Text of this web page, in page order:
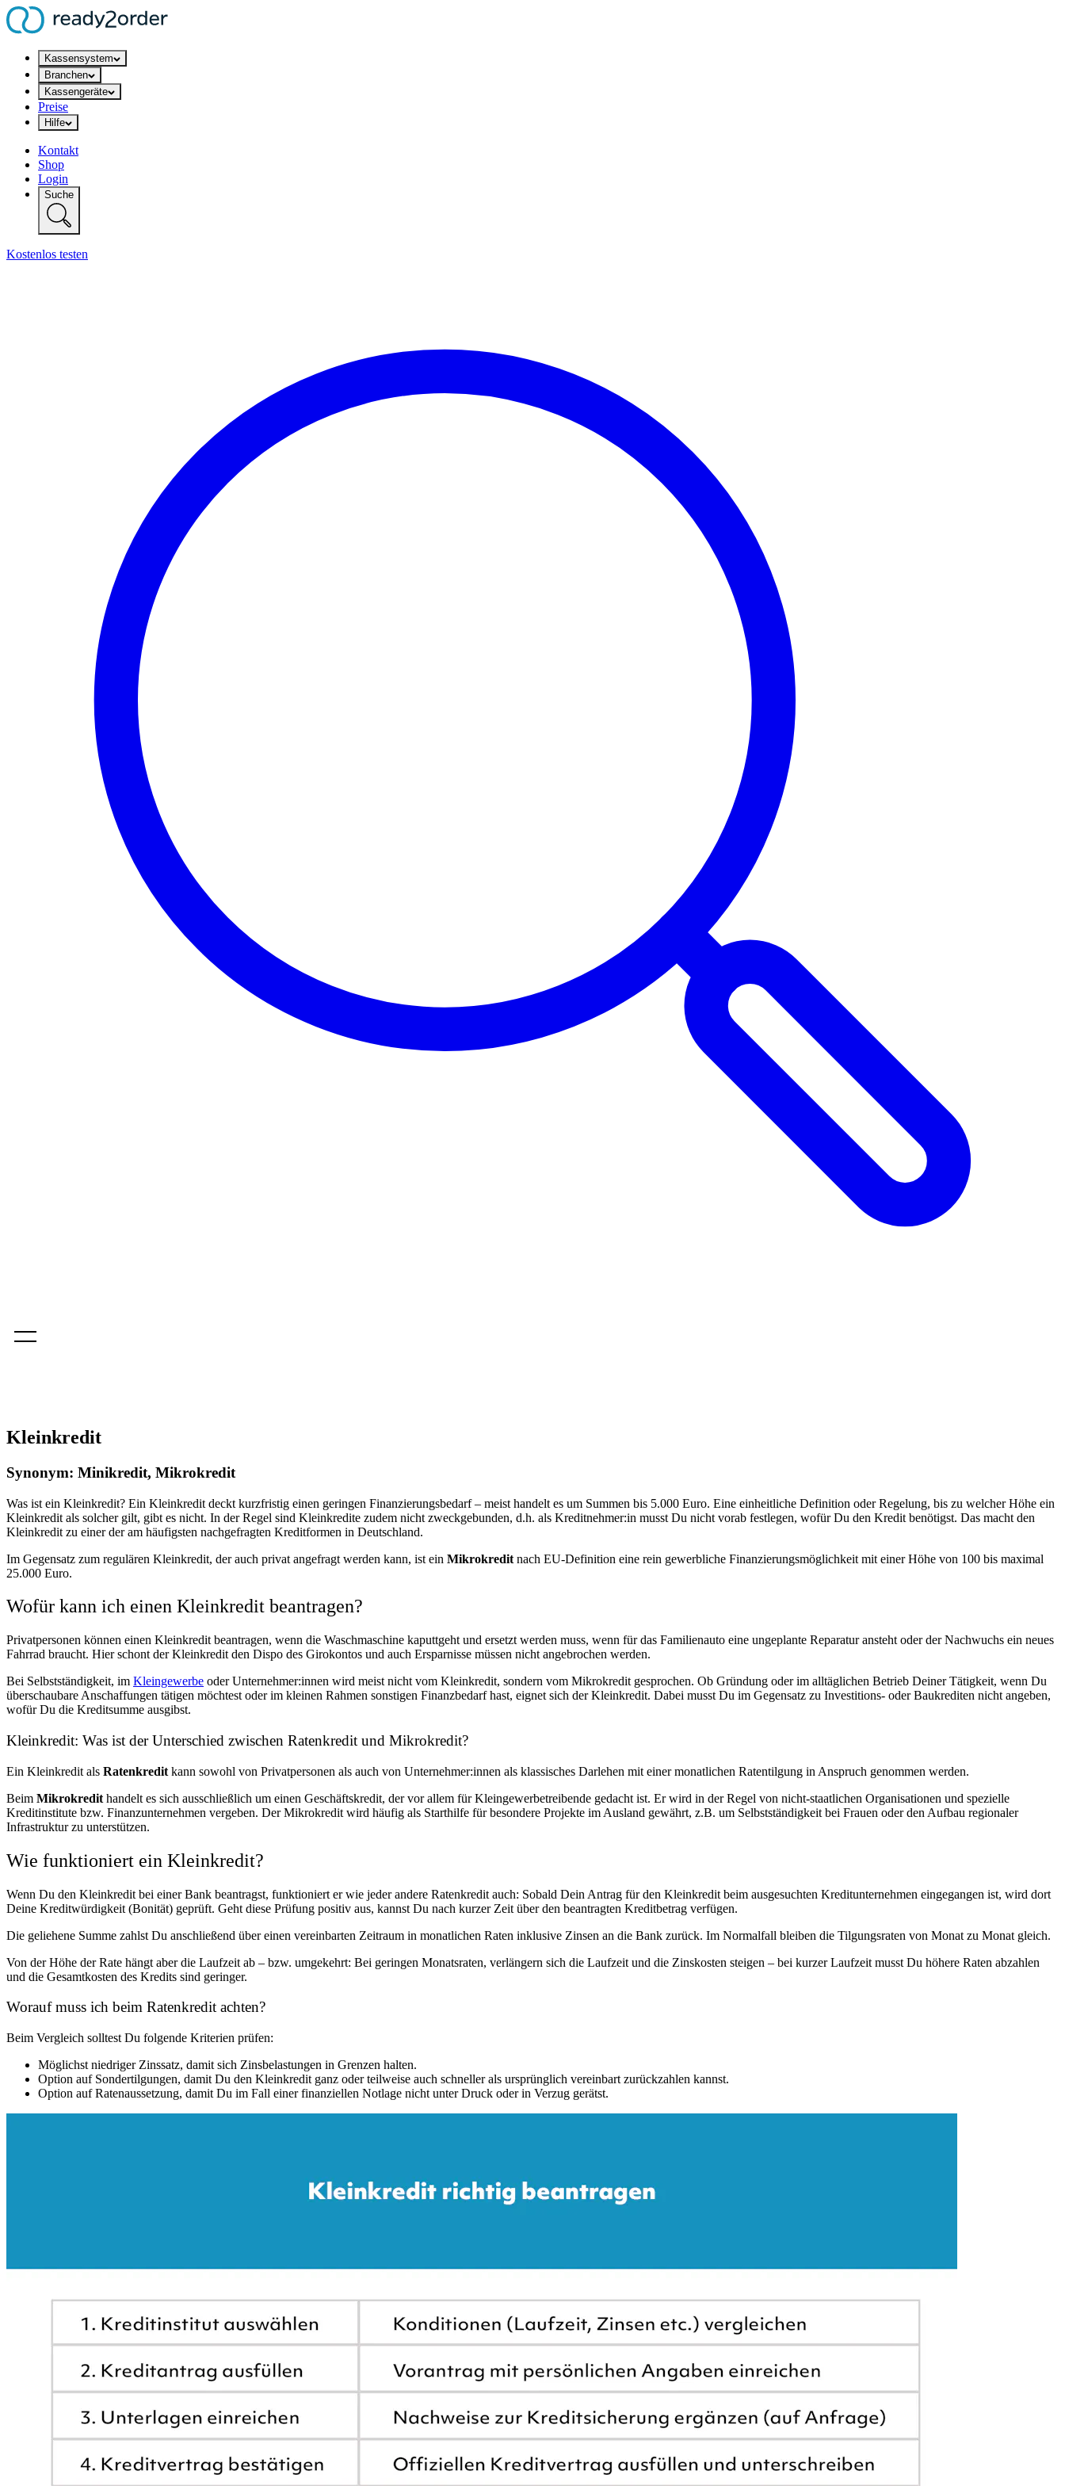
Kassensystem
Branchen
Kassengeräte
Preise
Hilfe
Kontakt
Shop
Login
Suche
Kostenlos testen
Kleinkredit
Synonym: Minikredit, Mikrokredit
Was ist ein Kleinkredit? Ein Kleinkredit deckt kurzfristig einen geringen Finanzierungsbedarf – meist handelt es um Summen bis 5.000 Euro. Eine einheitliche Definition oder Regelung, bis zu welcher Höhe ein
Kleinkredit als solcher gilt, gibt es nicht. In der Regel sind Kleinkredite zudem nicht zweckgebunden, d.h. als Kreditnehmer:in musst Du nicht vorab festlegen, wofür Du den Kredit benötigst. Das macht den
Kleinkredit zu einer der am häufigsten nachgefragten Kreditformen in Deutschland.
Im Gegensatz zum regulären Kleinkredit, der auch privat angefragt werden kann, ist ein Mikrokredit nach EU-Definition eine rein gewerbliche Finanzierungsmöglichkeit mit einer Höhe von 100 bis maximal
25.000 Euro.
Wofür kann ich einen Kleinkredit beantragen?
Privatpersonen können einen Kleinkredit beantragen, wenn die Waschmaschine kaputtgeht und ersetzt werden muss, wenn für das Familienauto eine ungeplante Reparatur ansteht oder der Nachwuchs ein neues
Fahrrad braucht. Hier schont der Kleinkredit den Dispo des Girokontos und auch Ersparnisse müssen nicht angebrochen werden.
Bei Selbstständigkeit, im Kleingewerbe oder Unternehmer:innen wird meist nicht vom Kleinkredit, sondern vom Mikrokredit gesprochen. Ob Gründung oder im alltäglichen Betrieb Deiner Tätigkeit, wenn Du
überschaubare Anschaffungen tätigen möchtest oder im kleinen Rahmen sonstigen Finanzbedarf hast, eignet sich der Kleinkredit. Dabei musst Du im Gegensatz zu Investitions- oder Baukrediten nicht angeben,
wofür Du die Kreditsumme ausgibst.
Kleinkredit: Was ist der Unterschied zwischen Ratenkredit und Mikrokredit?
Ein Kleinkredit als Ratenkredit kann sowohl von Privatpersonen als auch von Unternehmer:innen als klassisches Darlehen mit einer monatlichen Ratentilgung in Anspruch genommen werden.
Beim Mikrokredit handelt es sich ausschließlich um einen Geschäftskredit, der vor allem für Kleingewerbetreibende gedacht ist. Er wird in der Regel von nicht-staatlichen Organisationen und spezielle
Kreditinstitute bzw. Finanzunternehmen vergeben. Der Mikrokredit wird häufig als Starthilfe für besondere Projekte im Ausland gewährt, z.B. um Selbstständigkeit bei Frauen oder den Aufbau regionaler
Infrastruktur zu unterstützen.
Wie funktioniert ein Kleinkredit?
Wenn Du den Kleinkredit bei einer Bank beantragst, funktioniert er wie jeder andere Ratenkredit auch: Sobald Dein Antrag für den Kleinkredit beim ausgesuchten Kreditunternehmen eingegangen ist, wird dort
Deine Kreditwürdigkeit (Bonität) geprüft. Geht diese Prüfung positiv aus, kannst Du nach kurzer Zeit über den beantragten Kreditbetrag verfügen.
Die geliehene Summe zahlst Du anschließend über einen vereinbarten Zeitraum in monatlichen Raten inklusive Zinsen an die Bank zurück. Im Normalfall bleiben die Tilgungsraten von Monat zu Monat gleich.
Von der Höhe der Rate hängt aber die Laufzeit ab – bzw. umgekehrt: Bei geringen Monatsraten, verlängern sich die Laufzeit und die Zinskosten steigen – bei kurzer Laufzeit musst Du höhere Raten abzahlen
und die Gesamtkosten des Kredits sind geringer.
Worauf muss ich beim Ratenkredit achten?
Beim Vergleich solltest Du folgende Kriterien prüfen:
Möglichst niedriger Zinssatz, damit sich Zinsbelastungen in Grenzen halten.
Option auf Sondertilgungen, damit Du den Kleinkredit ganz oder teilweise auch schneller als ursprünglich vereinbart zurückzahlen kannst.
Option auf Ratenaussetzung, damit Du im Fall einer finanziellen Notlage nicht unter Druck oder in Verzug gerätst.